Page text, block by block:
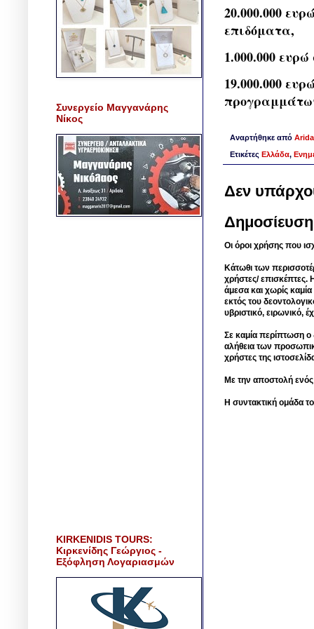
20.000.000
επιδόματα,
1.000.000
19.000.000
Αναρτήθηκε από
Ετικέτες Ελλάδα,
Δεν
Οι όροι χρήσης που
Κάτωθι των
χρήστες/ επισκέπτες.
άμεσα και χωρίς
εκτός του
υβριστικό, ειρωνικό,
Σε καμία περίπτωση ο
αλήθεια των
χρήστες της
Με την αποστολή
Η συντακτική ομάδα
Συνεργείο Μαγγανάρης
Νίκος
KIRKENIDIS TOURS:
Κιρκενίδης Γεώργιος -
Εξόφληση Λογαριασμών